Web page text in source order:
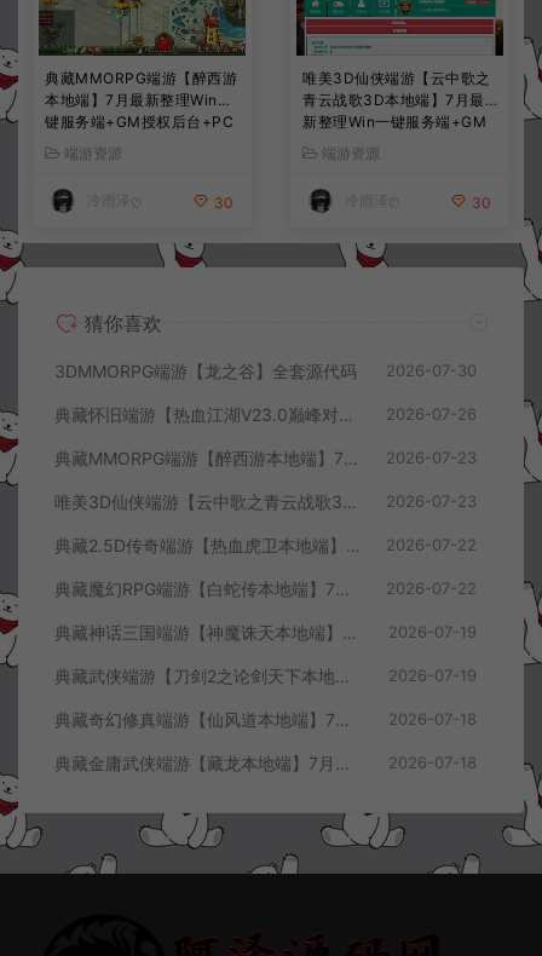
典藏MMORPG端游【醉西游
本地端】7月最新整理Win一
键服务端+GM授权后台+PC
客户端+详细搭建教程
端游资源
冷雨泽ღ 30
唯美3D仙侠端游【云中歌之
青云战歌3D本地端】7月最
新整理Win一键服务端+GM
工具+PC客户端+详细搭建教
程
端游资源
冷雨泽ღ 30
猜你喜欢
3DMMORPG端游【龙之谷】全套源代码 2026-07-30
典藏怀旧端游【热血江湖V23.0巅峰对决】7月最新整理Win一键服务端+GS源码+百宝阁+在线GM工具+PC客户端+详细搭建教程 2026-07-26
典藏MMORPG端游【醉西游本地端】7月最新整理Win一键服务端+GM授权后台+PC客户端+详细搭建教程 2026-07-23
唯美3D仙侠端游【云中歌之青云战歌3D本地端】7月最新整理Win一键服务端+GM工具+PC客户端+详细搭建教程 2026-07-23
典藏2.5D传奇端游【热血虎卫本地端】7月最新整理Win一键服务端+充值教程+PC客户端+详细搭建教程 2026-07-22
典藏魔幻RPG端游【白蛇传本地端】7月最新整理Win一键服务端+GM工具+PC客户端+详细搭建教程 2026-07-22
典藏神话三国端游【神魔诛天本地端】7月最新整理Win一键服务端+充值教程+PC客户端+详细搭建教程 2026-07-19
典藏武侠端游【刀剑2之论剑天下本地端】7月最新整理Win一键服务端+GM工具+PC客户端+详细搭建教程 2026-07-19
典藏奇幻修真端游【仙风道本地端】7月最新整理Win一键服务端+GM工具+PC客户端+详细搭建教程 2026-07-18
典藏金庸武侠端游【藏龙本地端】7月最新整理Win一键服务端+GM工具+PC客户端+详细搭建教程 2026-07-18